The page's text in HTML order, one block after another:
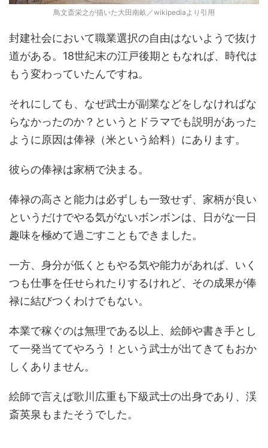
鳥文斎栄之が描いた大田南畝／wikipediaより引用
封建社会において職業選択の自由はないようで抜け
道がある。18世紀末の江戸後期ともなれば、時代は
もう変わっていたんですね。
それにしても、なぜ武士が副業などをしなければな
らなかったのか？というとドラマでも説明があった
ように原因は俸禄（米という給料）にあります。
彼らの俸禄は家柄で決まる。
俸禄の高さと能力は必ずしも一致せず、家柄が良い
というだけでやる気がないボンボンは、日がな一日
趣味を極めて過ごすこともできました。
一方、身分が低くともやる気や能力があれば、いく
つも仕事を任せられたりするけれど、その成果が俸
禄に結びつくわけでもない。
本業で稼ぐのは無理である以上、絵師や書き手とし
て一発当ててやろう！という武士が出てきてもおか
しくありません。
絵師で言えば歌川広重も下級武士の出身であり、渓
斎英泉もまたそうでした。